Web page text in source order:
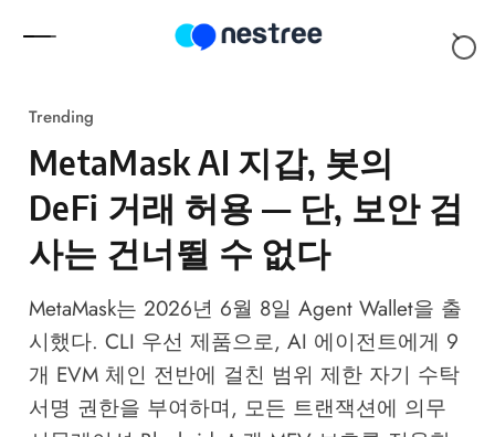
Trending
MetaMask AI 지갑, 봇의
DeFi 거래 허용 — 단, 보안 검
사는 건너뛸 수 없다
MetaMask는 2026년 6월 8일 Agent Wallet을 출
시했다. CLI 우선 제품으로, AI 에이전트에게 9
개 EVM 체인 전반에 걸친 범위 제한 자기 수탁
서명 권한을 부여하며, 모든 트랜잭션에 의무